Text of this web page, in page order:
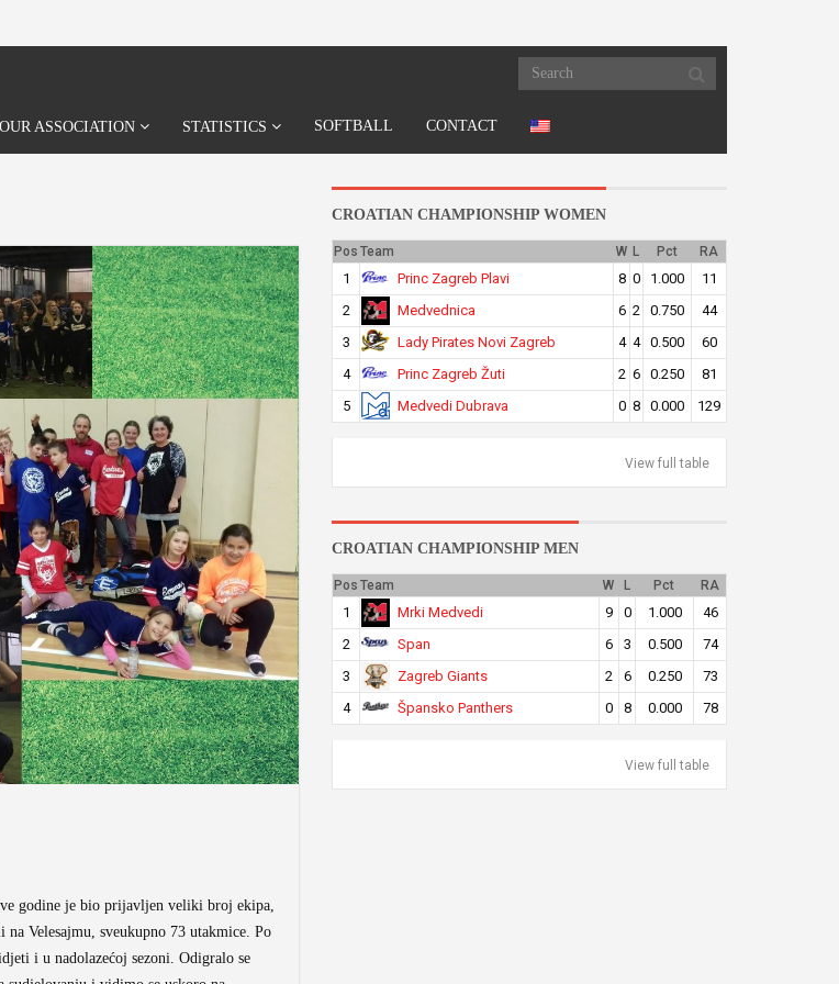
OUR ASSOCIATION STATISTICS SOFTBALL CONTACT
godine je bio prijavljen veliki broj ekipa,
Velesajmu, sveukupno 73 utakmice. Po
i u nadolazećoj sezoni. Odigralo se
CROATIAN CHAMPIONSHIP WOMEN
Pos Team W L Pct RA
1 Princ Zagreb Plavi 8 0 1.000
11
2
Medvednica 6 2 0.750
44
3
Lady Pirates Novi Zagreb 4 4 0.500
60
4
Princ Zagreb Žuti 2 6 0.250
81
5
Medvedi Dubrava 0 8 0.000 129
View full table
CROATIAN CHAMPIONSHIP MEN
Pos Team W L Pct RA
1 Mrki Medvedi 9 0 1.000
46
2
Span 6 3 0.500
74
3
Zagreb Giants 2 6 0.250
73
4
Špansko Panthers 0 8 0.000 78
View full table